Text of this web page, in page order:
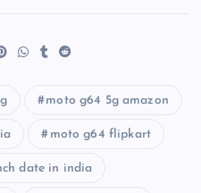
moto g64 5g amazon
moto g64 flipkart
date in india